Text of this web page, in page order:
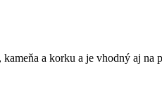
a korku a je vhodný aj na